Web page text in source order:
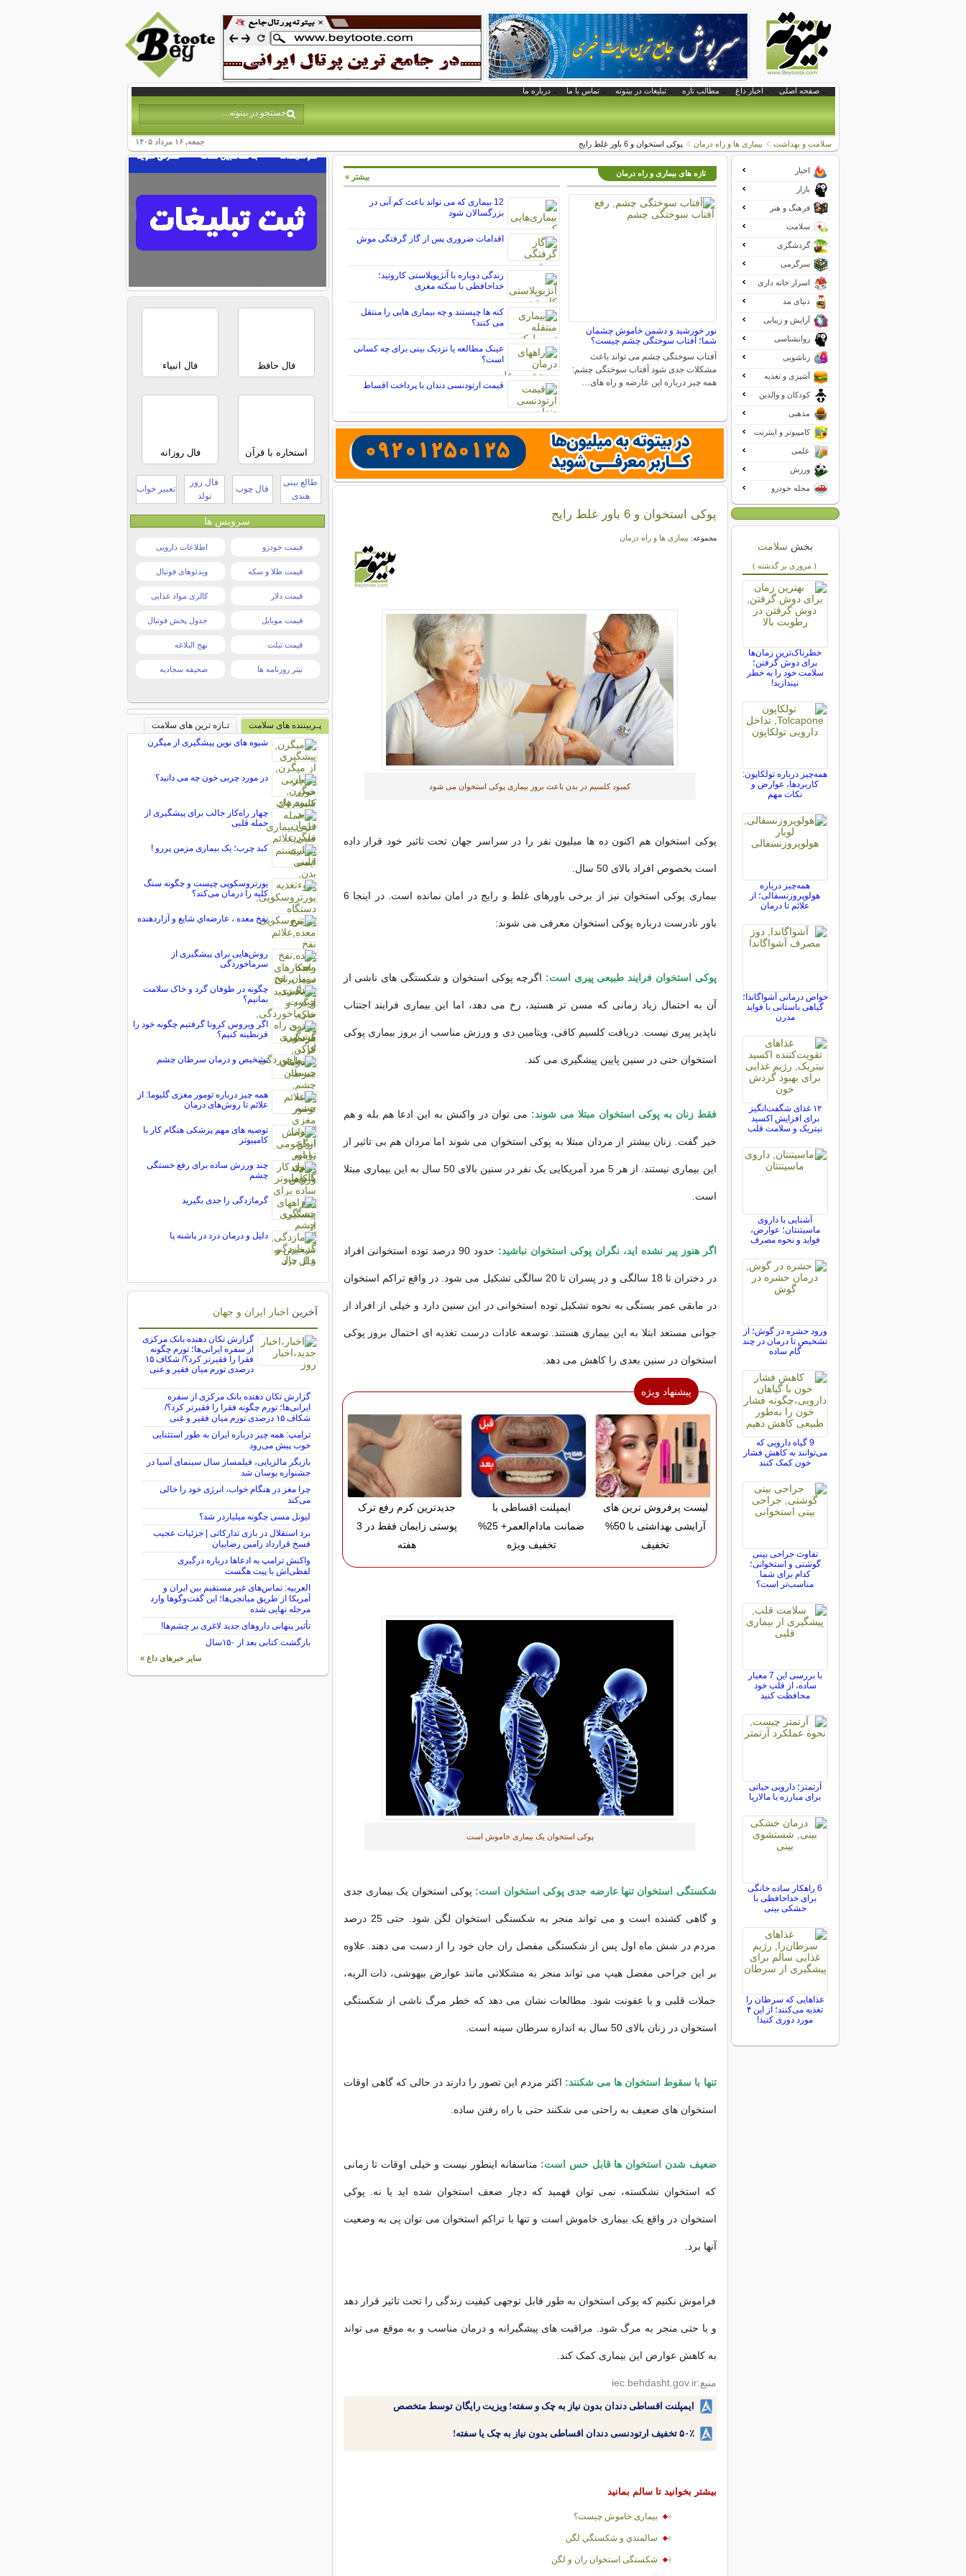
صفحه اصلی اخبار داغ مطالب تازه تبلیغات در بیتوته تماس با ما درباره ما
جمعه, ۱۶ مرداد ۱۴۰۵ سلامت و بهداشت بیماری ها و راه درمان پوکی استخوان و 6 باور غلط رایج
تازه های بیماری و راه درمان
نور خورشید و دشمن خاموش چشمان
شما؛ آفتاب سوختگی چشم چیست؟
آفتاب سوختگی چشم می تواند باعث
مشکلات جدی شود آفتاب سوختگی چشم:
همه چیز درباره این عارضه و راه های…
12 بیماری که می تواند باعث کم آبی در
بزرگسالان شود
اقدامات ضروری پس از گاز گرفتگی موش
زندگی دوباره با آنژیوپلاستی کاروتید؛
خداحافظی با سکته مغزی
کنه ها چیستند و چه بیماری هایی را منتقل
می کنند؟
عینک مطالعه یا نزدیک بینی برای چه کسانی
است؟
قیمت ارتودنسی دندان با پرداخت اقساط
بیشتر »
پوکی استخوان و 6 باور غلط رایج
مجموعه: بیماری ها و راه درمان
کمبود کلسیم در بدن باعث بروز بیماری پوکی استخوان می شود
پوکی استخوان هم اکنون ده ها میلیون نفر را در سراسر جهان تحت تاثیر خود قرار داده
است بخصوص افراد بالای 50 سال.
بیماری پوکی استخوان نیز از برخی باورهای غلط و رایج در امان نمانده است. در اینجا 6
باور نادرست درباره پوکی استخوان معرفی می شوند:
پوکی استخوان فرایند طبیعی پیری است: اگرچه پوکی استخوان و شکستگی های ناشی از
آن به احتمال زیاد زمانی که مسن تر هستید، رخ می دهد، اما این بیماری فرایند اجتناب
ناپذیر پیری نیست. دریافت کلسیم کافی، ویتامین دی و ورزش مناسب از بروز بیماری پوکی
استخوان حتی در سنین پایین پیشگیری می کند.
فقط زنان به پوکی استخوان مبتلا می شوند: می توان در واکنش به این ادعا هم بله و هم
خیر گفت. زنان بیشتر از مردان مبتلا به پوکی استخوان می شوند اما مردان هم بی تاثیر از
این بیماری نیستند. از هر 5 مرد آمریکایی یک نفر در سنین بالای 50 سال به این بیماری مبتلا
است.
اگر هنوز پیر نشده اید، نگران پوکی استخوان نباشید: حدود 90 درصد توده استخوانی افراد
در دختران تا 18 سالگی و در پسران تا 20 سالگی تشکیل می شود. در واقع تراکم استخوان
در مابقی عمر بستگی به نحوه تشکیل توده استخوانی در این سنین دارد و خیلی از افراد از
جوانی مستعد ابتلا به این بیماری هستند. توسعه عادات درست تغذیه ای احتمال بروز پوکی
استخوان در سنین بعدی را کاهش می دهد.
پیشنهاد ویژه
لیست پرفروش ترین های
آرایشی بهداشتی با 50%
تخفیف
ایمپلنت اقساطی با
ضمانت مادام‌العمر+ 25%
تخفیف ویژه
جدیدترین کرم رفع ترک
پوستی زایمان فقط در 3
هفته
پوکی استخوان یک بیماری خاموش است
شکستگی استخوان تنها عارضه جدی پوکی استخوان است: پوکی استخوان یک بیماری جدی
و گاهی کشنده است و می تواند منجر به شکستگی استخوان لگن شود. حتی 25 درصد
مردم در شش ماه اول پس از شکستگی مفصل ران جان خود را از دست می دهند. علاوه
بر این جراحی مفصل هیپ می تواند منجر به مشکلاتی مانند عوارض بیهوشی، ذات الریه،
حملات قلبی و یا عفونت شود. مطالعات نشان می دهد که خطر مرگ ناشی از شکستگی
استخوان در زنان بالای 50 سال به اندازه سرطان سینه است.
تنها با سقوط استخوان ها می شکنند: اکثر مردم این تصور را دارند در حالی که گاهی اوقات
استخوان های ضعیف به راحتی می شکنند حتی با راه رفتن ساده.
ضعیف شدن استخوان ها قابل حس است: متاسفانه اینطور نیست و خیلی اوقات تا زمانی
که استخوان نشکسته، نمی توان فهمید که دچار ضعف استخوان شده اید یا نه. پوکی
استخوان در واقع یک بیماری خاموش است و تنها با تراکم استخوان می توان پی به وضعیت
آنها برد.
فراموش نکنیم که پوکی استخوان به طور قابل توجهی کیفیت زندگی را تحت تاثیر قرار دهد
و یا حتی منجر به مرگ شود. مراقبت های پیشگیرانه و درمان مناسب و به موقع می تواند
به کاهش عوارض این بیماری کمک کند.
منبع:iec.behdasht.gov.ir
ایمپلنت اقساطی دندان بدون نیاز به چک و سفته! ویزیت رایگان توسط متخصص
۵۰٪ تخفیف ارتودنسی دندان اقساطی بدون نیاز به چک یا سفته!
بیشتر بخوانید تا سالم بمانید
بیماری خاموش چیست؟
سالمندي و شکستگي لگن
شکستگی استخوان ران و لگن
اخبار
بازار
فرهنگ و هنر
سلامت
گردشگری
سرگرمی
اسرار خانه داری
دنیای مد
آرایش و زیبایی
روانشناسی
زناشویی
آشپزی و تغذیه
کودکان و والدین
مذهبی
کامپیوتر و اینترنت
علمی
ورزش
مجله خودرو
بخش سلامت
( مروری بر گذشته )
خطرناک‌ترین زمان‌ها
برای دوش گرفتن؛
سلامت خود را به خطر
نیندازید!
همه‌چیز درباره تولکاپون:
کاربردها، عوارض و
نکات مهم
همه‌چیز درباره
هولوپروزنسفالی؛ از
علائم تا درمان
خواص درمانی آشواگاندا؛
گیاهی باستانی با فواید
مدرن
۱۲ غذای شگفت‌انگیز
برای افزایش اکسید
نیتریک و سلامت قلب
آشنایی با داروی
ماسیتنتان؛ عوارض،
فواید و نحوه مصرف
ورود حشره در گوش؛ از
تشخیص تا درمان در چند
گام ساده
9 گیاه دارویی که
می‌توانند به کاهش فشار
خون کمک کنند
تفاوت جراحی بینی
گوشتی و استخوانی؛
کدام برای شما
مناسب‌تر است؟
با بررسی این 7 معیار
ساده، از قلب خود
محافظت کنید
آرتمتر؛ دارویی حیاتی
برای مبارزه با مالاریا
6 راهکار ساده خانگی
برای خداحافظی با
خشکی بینی
غذاهایی که سرطان را
تغذیه می‌کنند؛ از این ۴
مورد دوری کنید!
فال حافظ فال انبیاء
استخاره با قرآن فال روزانه
طالع بینی
هندی
فال چوب
فال روز
تولد
تعبیر خواب
سرویس ها
قیمت خودرو اطلاعات دارویی
قیمت طلا و سکه ویدئوهای فوتبال
قیمت دلار کالری مواد غذایی
قیمت موبایل جدول پخش فوتبال
قیمت تبلت نهج البلاغه
تیتر روزنامه ها صحیفه سجادیه
پـربیننده های سلامت
تـازه ترین های سلامت
شیوه های نوین پیشگیری از میگرن
در مورد چربی خون چه می دانید؟
چهار راه‌کار جالب برای پیشگیری از
حمله قلبی
کبد چرب؛ یک بیماری مزمن ‌پررو !
یورتروسکوپی چیست و چگونه سنگ
کلیه را درمان می‌کند؟
نفخ معده ، عارضه‌اي شايع و آزاردهنده
روش‌هایی برای پیشگیری از
سرماخوردگی
چگونه در طوفان گرد و خاک سلامت
بمانیم؟
اگر ویروس کرونا گرفتیم چگونه خود را
قرنطینه کنیم؟
تشخیص و درمان سرطان چشم
همه چیز درباره تومور مغزی گلیوما: از
علائم تا روش‌های درمان
توصیه های مهم پزشکی هنگام کار با
کامپیوتر
چند ورزش ساده برای رفع خستگی
چشم
گرمازدگی را جدی بگیرید
دلیل و درمان درد در پاشنه پا
آخرین اخبار ایران و جهان
گزارش تکان‌ دهنده بانک مرکزی
از سفره ایرانی‌ها؛ تورم چگونه
فقرا را فقیرتر کرد؟/ شکاف ۱۵
درصدی تورم میان فقیر و غنی
گزارش تکان‌ دهنده بانک مرکزی از سفره
ایرانی‌ها؛ تورم چگونه فقرا را فقیرتر کرد؟/
شکاف ۱۵ درصدی تورم میان فقیر و غنی
ترامپ: همه چیز درباره ایران به طور استثنایی
خوب پیش می‌رود
بازیگر مالزیایی، فیلمساز سال سینمای آسیا در
جشنواره بوسان شد
چرا مغز در هنگام خواب، انرژی خود را خالی
می‌کند
لیونل مسی چگونه میلیاردر شد؟
برد استقلال در بازی تدارکاتی | جزئیات عجیب
فسخ قرارداد رامین رضاییان
واکنش ترامپ به ادعاها درباره درگیری
لفظی‌اش با پیت هگست
العربیه: تماس‌های غیر مستقیم بین ایران و
آمریکا از طریق میانجی‌ها؛ این گفت‌و‌گو‌ها وارد
مرحله نهایی شده
تأثیر پنهانی داروهای جدید لاغری بر چشم‌ها!
بازگشت کتابی بعد از ۱۵۰سال
سایر خبرهای داغ »